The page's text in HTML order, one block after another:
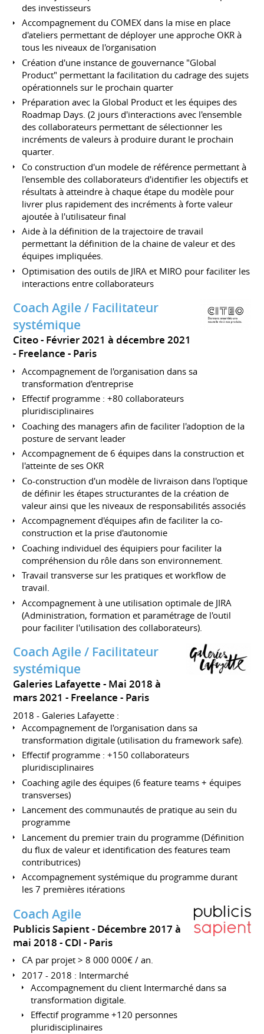
des investisseurs
Accompagnement du COMEX dans la mise en place
d'ateliers permettant de déployer une approche OKR à
tous les niveaux de l'organisation
Création d'une instance de gouvernance "Global
Product" permettant la facilitation du cadrage des sujets
opérationnels sur le prochain quarter
Préparation avec la Global Product et les équipes des
Roadmap Days. (2 jours d'interactions avec l'ensemble
des collaborateurs permettant de sélectionner les
incréments de valeurs à produire durant le prochain
quarter.
Co construction d'un modele de référence permettant à
l'ensemble des collaborateurs d'identifier les objectifs et
résultats à atteindre à chaque étape du modèle pour
livrer plus rapidement des incréments à forte valeur
ajoutée à l'utilisateur final
Aide à la définition de la trajectoire de travail
permettant la définition de la chaine de valeur et des
équipes impliquées.
Optimisation des outils de JIRA et MIRO pour faciliter les
interactions entre collaborateurs
Coach Agile / Facilitateur
systémique
Citeo
Février 2021 à décembre 2021
Freelance
Paris
Accompagnement de l'organisation dans sa
transformation d'entreprise
Effectif programme : +80 collaborateurs
pluridisciplinaires
Coaching des managers afin de faciliter l'adoption de la
posture de servant leader
Accompagnement de 6 équipes dans la construction et
l'atteinte de ses OKR
Co-construction d'un modèle de livraison dans l'optique
de définir les étapes structurantes de la création de
valeur ainsi que les niveaux de responsabilités associés
Accompagnement d'équipes afin de faciliter la co-
construction et la prise d'autonomie
Coaching individuel des équipiers pour faciliter la
compréhension du rôle dans son environnement.
Travail transverse sur les pratiques et workflow de
travail.
Accompagnement à une utilisation optimale de JIRA
(Administration, formation et paramétrage de l'outil
pour faciliter l'utilisation des collaborateurs).
Coach Agile / Facilitateur
systémique
Galeries Lafayette
Mai 2018 à
mars 2021 Freelance Paris
2018 - Galeries Lafayette :
Accompagnement de l'organisation dans sa
transformation digitale (utilisation du framework safe).
Effectif programme : +150 collaborateurs
pluridisciplinaires
Coaching agile des équipes (6 feature teams + équipes
transverses)
Lancement des communautés de pratique au sein du
programme
Lancement du premier train du programme (Définition
du flux de valeur et identification des features team
contributrices)
Accompagnement systémique du programme durant
les 7 premières itérations
Coach Agile
Publicis Sapient
Décembre 2017 à
mai 2018 CDI Paris
CA par projet > 8 000 000€ / an.
2017 - 2018 : Intermarché
Accompagnement du client Intermarché dans sa
transformation digitale.
Effectif programme +120 personnes
pluridisciplinaires